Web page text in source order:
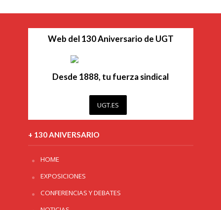
Web del 130 Aniversario de UGT
Desde 1888, tu fuerza sindical
UGT.ES
+ 130 ANIVERSARIO
HOME
EXPOSICIONES
CONFERENCIAS Y DEBATES